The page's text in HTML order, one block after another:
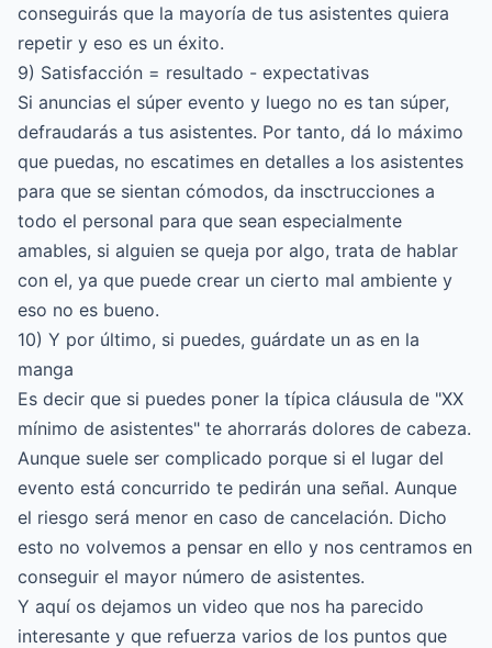
conseguirás que la mayoría de tus asistentes quiera
repetir y eso es un éxito.
9) Satisfacción = resultado - expectativas
Si anuncias el súper evento y luego no es tan súper,
defraudarás a tus asistentes. Por tanto, dá lo máximo
que puedas, no escatimes en detalles a los asistentes
para que se sientan cómodos, da insctrucciones a
todo el personal para que sean especialmente
amables, si alguien se queja por algo, trata de hablar
con el, ya que puede crear un cierto mal ambiente y
eso no es bueno.
10) Y por último, si puedes, guárdate un as en la
manga
Es decir que si puedes poner la típica cláusula de "XX
mínimo de asistentes" te ahorrarás dolores de cabeza.
Aunque suele ser complicado porque si el lugar del
evento está concurrido te pedirán una señal. Aunque
el riesgo será menor en caso de cancelación. Dicho
esto no volvemos a pensar en ello y nos centramos en
conseguir el mayor número de asistentes.
Y aquí os dejamos un video que nos ha parecido
interesante y que refuerza varios de los puntos que